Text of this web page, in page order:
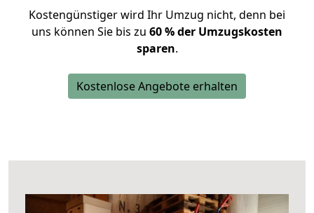
Kostengünstiger wird Ihr Umzug nicht, denn bei
uns können Sie bis zu 60 % der Umzugskosten
sparen.
Kostenlose Angebote erhalten